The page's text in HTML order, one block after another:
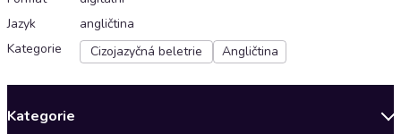
Jazyk
angličtina
Kategorie
Cizojazyčná beletrie Angličtina
Kategorie